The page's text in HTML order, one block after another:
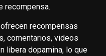
recompensa.
recompensas
comentarios, videos
libera dopamina, lo que